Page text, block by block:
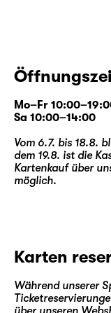
Mo–Fr
Sa 10:00–14:00
Vom 6.7. bis 18.8.
dem 19.8. ist die
Kartenkauf über
möglich.
Karten
Während unserer